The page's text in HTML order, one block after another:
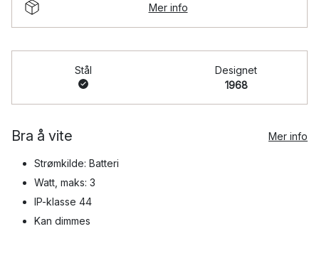
Mer info
Stål
Designet
1968
Bra å vite Mer info
Strømkilde: Batteri
Watt, maks: 3
IP-klasse 44
Kan dimmes